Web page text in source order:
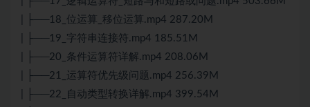
| ├──18_位运算_移位运算.mp4 287.20M
| ├──19_字符串连接符.mp4 185.51M
| ├──20_条件运算符详解.mp4 208.06M
| ├──21_运算符优先级问题.mp4 256.39M
| ├──22_自动类型转换详解.mp4 399.54M